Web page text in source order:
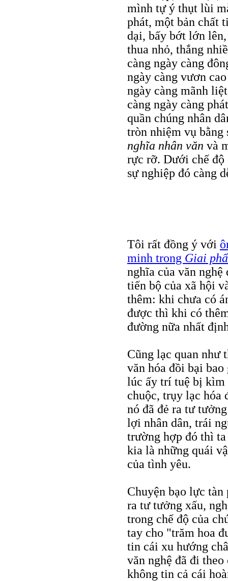
mình tự ý thụt lùi
phát, một bản chất
dại, bấy bớt lớn
thua nhỏ, thắng
càng ngày càng
ngày càng vươn
ngày càng mãnh
càng ngày càng
quần chúng nhân
tròn nhiệm vụ
nghĩa nhân văn và
rực rỡ. Dưới chế độ
sự nghiệp đó càng
Tôi rất đồng ý với
minh trong Giai
nghĩa của văn
tiến bộ của xã hội
thêm: khi chưa có
được thì khi có
đường nữa nhất
Cũng lạc quan như
văn hóa đồi bại
lúc ấy trí tuệ bị kìm
chuộc, trụy lạc hóa
nó đã đẻ ra tư
lợi nhân dân, trái
trường hợp đó thì
kia là những quái
của tình yêu.
Chuyện bạo lực
ra tư tưởng xấu,
trong chế độ của
tay cho "trăm hoa
tin cái xu hướng
văn nghệ đã đi
không tin cả cái